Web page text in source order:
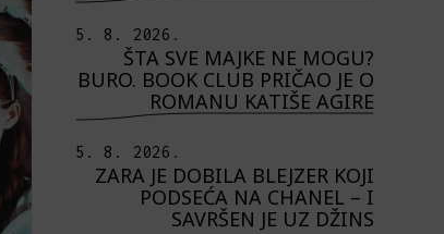
5. 8. 2026.
ŠTA SVE MAJKE NE MOGU?
BURO. BOOK CLUB PRIČAO JE O
ROMANU KATIŠE AGIRE
5. 8. 2026.
ZARA JE DOBILA BLEJZER KOJI
PODSEĆA NA CHANEL – I
SAVRŠEN JE UZ DŽINS